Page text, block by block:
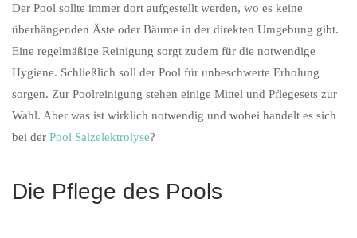
Der Pool sollte immer dort aufgestellt werden, wo es keine
überhängenden Äste oder Bäume in der direkten Umgebung gibt.
Eine regelmäßige Reinigung sorgt zudem für die notwendige
Hygiene. Schließlich soll der Pool für unbeschwerte Erholung
sorgen. Zur Poolreinigung stehen einige Mittel und Pflegesets zur
Wahl. Aber was ist wirklich notwendig und wobei handelt es sich
bei der Pool Salzelektrolyse?
Die Pflege des Pools